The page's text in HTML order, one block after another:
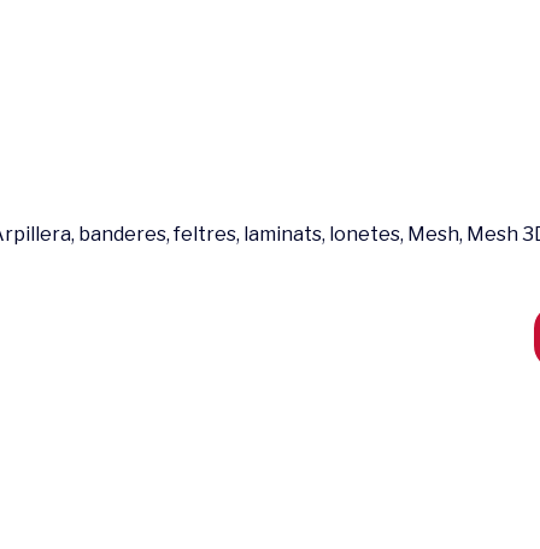
banderes, feltres, laminats, lonetes, Mesh, Mesh